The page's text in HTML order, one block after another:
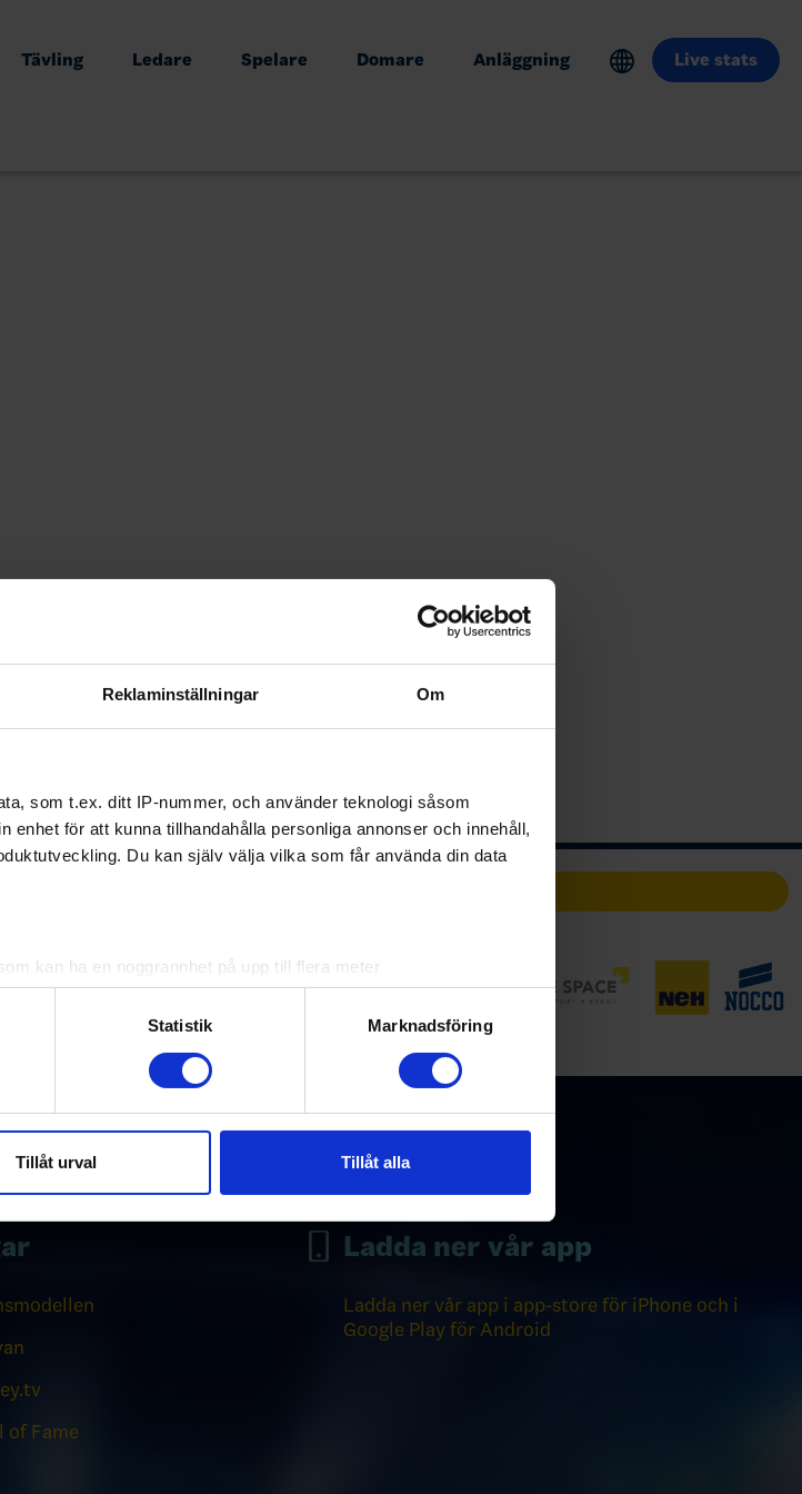
Reklaminställningar Om
som t.ex. ditt IP-nummer, och använder teknologi såsom
för att kunna tillhandahålla personliga annonser och innehåll,
Du kan själv välja vilka som får använda din data
kan ha en noggrannhet på upp till flera meter
för specifika kännetecken (fingeravtryck)
och ställ in dina preferenser i
detaljsektionen. Du kan ändra
förklaringen.
även sådana identifierare och annan information från din enhet
vi samarbetar med. Dessa kan i sin tur kombinera informationen
Statistik Marknadsföring
Tillåt urval Tillåt alla
Tävling Ledare Spelare Domare Anläggning Live stats
of Fame
Ladda ner vår app
Ladda ner vår app i app-store för iPhone och i
Google Play för Android